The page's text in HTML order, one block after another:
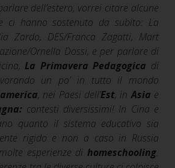
dell’estero, vorrei citare alcune
ci hanno sostenuto da subito: La
Zardo, DES/Franca Zagatti, Mart
Ornella Dossi, e per parlare di
La Primavera Pedagogica di
un po’ in tutto il mondo
, nei Paesi dell’Est, inAsia e
contesti diversissimi! In Cina e
quanto il sistema educativo sia
rigido e non a caso in Russia
esperienze di homeschooling.